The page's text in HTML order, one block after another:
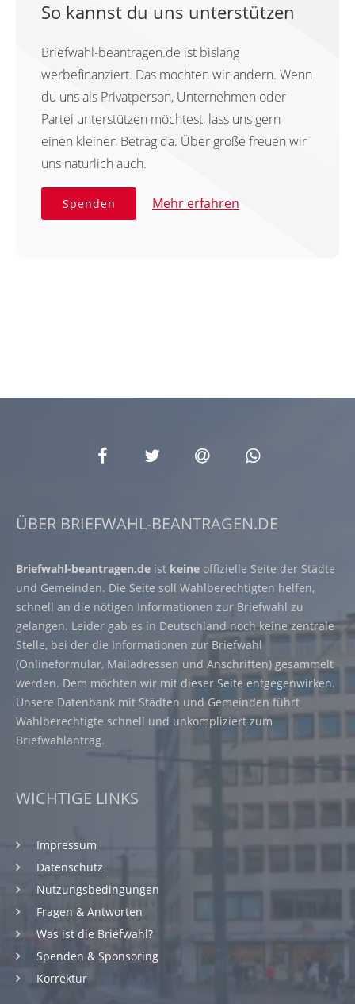
So kannst du uns unterstützen
Briefwahl-beantragen.de ist bislang
werbefinanziert. Das möchten wir ändern. Wenn
du uns als Privatperson, Unternehmen oder
Partei unterstützen möchtest, lass uns gern
einen kleinen Betrag da. Über große freuen wir
uns natürlich auch.
Spenden Mehr erfahren
ÜBER BRIEFWAHL-BEANTRAGEN.DE
Briefwahl-beantragen.de ist keine offizielle Seite der Städte
und Gemeinden. Die Seite soll Wahlberechtigten helfen,
schnell an die nötigen Informationen zur Briefwahl zu
gelangen. Leider gab es in Deutschland noch keine zentrale
Stelle, bei der die Informationen zur Briefwahl
(Onlineformular, Mailadressen und Anschriften) gesammelt
werden. Dem möchten wir mit dieser Seite entgegenwirken.
Unsere Datenbank mit Städten und Gemeinden führt
Wahlberechtigte schnell und unkompliziert zum
Briefwahlantrag.
WICHTIGE LINKS
Impressum
Datenschutz
Nutzungsbedingungen
Fragen & Antworten
Was ist die Briefwahl?
Spenden & Sponsoring
Korrektur